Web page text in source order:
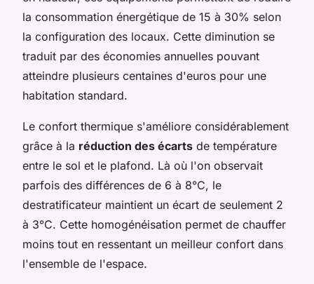
la consommation énergétique de 15 à 30% selon
la configuration des locaux. Cette diminution se
traduit par des économies annuelles pouvant
atteindre plusieurs centaines d'euros pour une
habitation standard.
Le confort thermique s'améliore considérablement
grâce à la réduction des écarts de température
entre le sol et le plafond. Là où l'on observait
parfois des différences de 6 à 8°C, le
destratificateur maintient un écart de seulement 2
à 3°C. Cette homogénéisation permet de chauffer
moins tout en ressentant un meilleur confort dans
l'ensemble de l'espace.